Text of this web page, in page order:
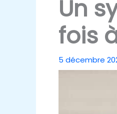
Un
fois
5 décembre